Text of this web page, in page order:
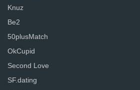
Knuz
Be2
50plusMatch
OkCupid
Second Love
SF.dating